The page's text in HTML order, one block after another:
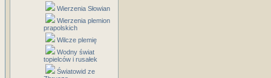
Wierzenia Słowian
Wierzenia plemion
prapolskich
Wilcze plemię
Wodny świat
topielców i rusałek
Światowid ze